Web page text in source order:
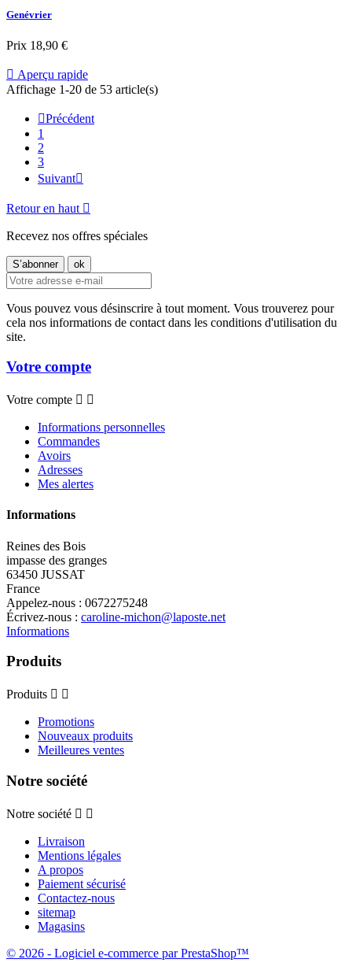
Genévrier
Prix 18,90 €
 Aperçu rapide
Affichage 1-20 de 53 article(s)
Précédent
1
2
3
Suivant
Retour en haut 
Recevez nos offres spéciales
Vous pouvez vous désinscrire à tout moment. Vous trouverez pour
cela nos informations de contact dans les conditions d'utilisation du
site.
Votre compte
Votre compte  
Informations personnelles
Commandes
Avoirs
Adresses
Mes alertes
Informations
Reines des Bois
impasse des granges
63450 JUSSAT
France
Appelez-nous : 0672275248
Écrivez-nous : caroline-michon@laposte.net
Informations
Produits
Produits  
Promotions
Nouveaux produits
Meilleures ventes
Notre société
Notre société  
Livraison
Mentions légales
A propos
Paiement sécurisé
Contactez-nous
sitemap
Magasins
© 2026 - Logiciel e-commerce par PrestaShop™